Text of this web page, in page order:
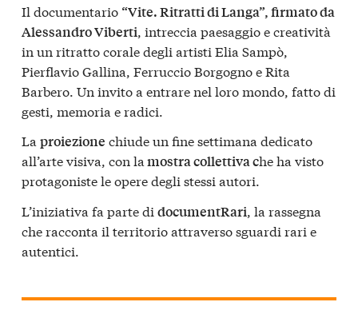
Il documentario “Vite. Ritratti di Langa”, firmato da
Alessandro Viberti , intreccia paesaggio e creatività
in un ritratto corale degli artisti Elia Sampò,
Pierflavio Gallina, Ferruccio Borgogno e Rita
Barbero. Un invito a entrare nel loro mondo, fatto di
gesti, memoria e radici.
La proiezione chiude un fine settimana dedicato
all’arte visiva, con la mostra collettiva che ha visto
protagoniste le opere degli stessi autori.
L’iniziativa fa parte di documentRari, la rassegna
che racconta il territorio attraverso sguardi rari e
autentici.